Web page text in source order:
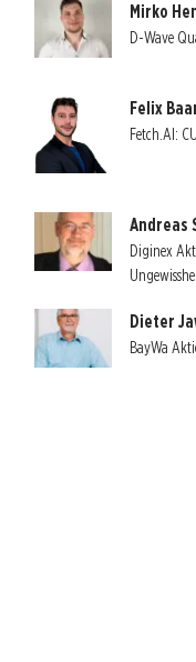
Mirko
D-Wave
Felix
Fetch.AI:
Andreas
Diginex
Dieter
BayWa